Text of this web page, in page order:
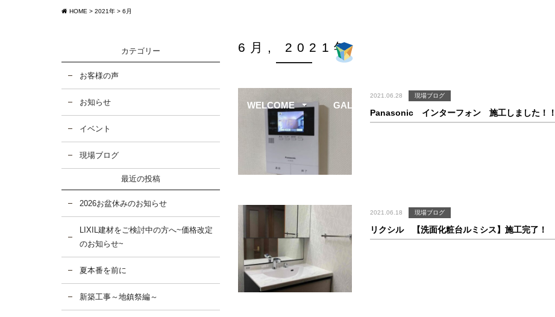
WELCOME GALLERY
HOME > 2021年 > 6月
6月, 2021年
2021.06.28 現場ブログ
Panasonic インターフォン 施工しました！！
2021.06.18 現場ブログ
リクシル 【洗面化粧台ルミシス】施工完了！
カテゴリー
お客様の声
お知らせ
イベント
現場ブログ
最近の投稿
2026お盆休みのお知らせ
LIXIL建材をご検討中の方へ~価格改定
のお知らせ~
夏本番を前に
新築工事～地鎮祭編～